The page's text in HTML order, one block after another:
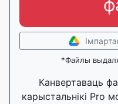
*Файлы
Канвертаваць
карыстальнікі Pro